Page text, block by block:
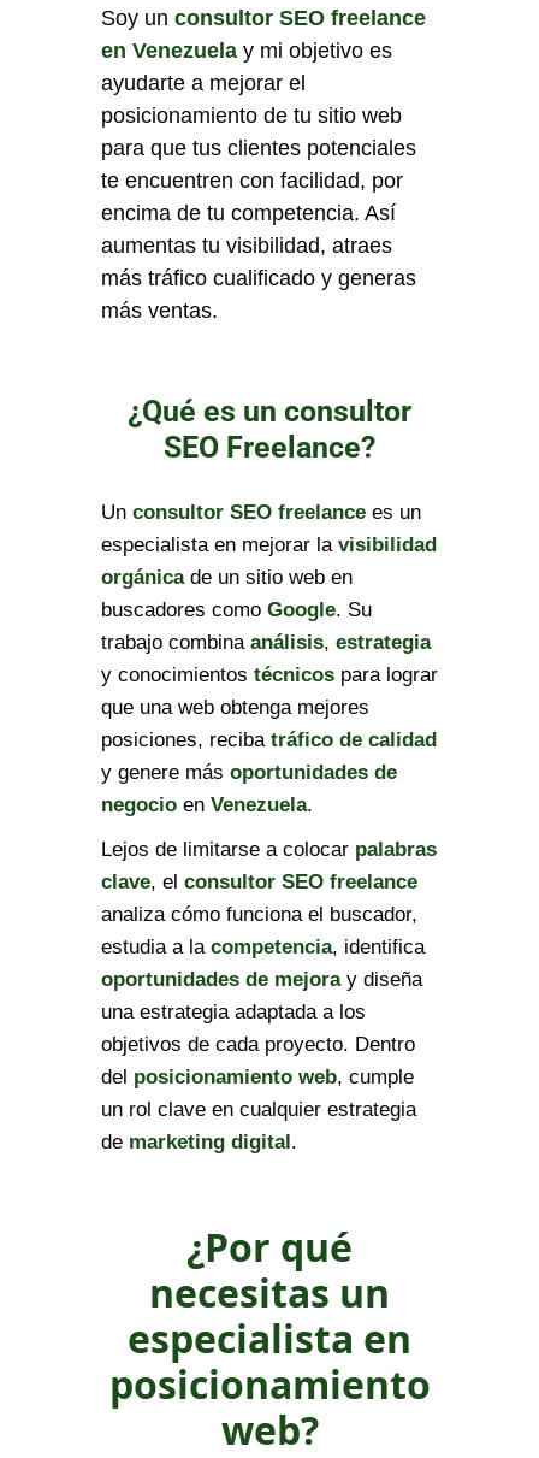
Soy un consultor SEO freelance
en Venezuela y mi objetivo es
ayudarte a mejorar el
posicionamiento de tu sitio web
para que tus clientes potenciales
te encuentren con facilidad, por
encima de tu competencia. Así
aumentas tu visibilidad, atraes
más tráfico cualificado y generas
más ventas.
¿Qué es un consultor
SEO Freelance?
Un consultor SEO freelance es un
especialista en mejorar la visibilidad
orgánicade un sitio web en
buscadores como Google. Su
trabajo combina análisis, estrategia
y conocimientos técnicos para lograr
que una web obtenga mejores
posiciones, reciba tráfico de calidad
y genere más oportunidades de
negocio en Venezuela.
Lejos de limitarse a colocar palabras
clave, el consultor SEO freelance
analiza cómo funciona el buscador,
estudia a la competencia, identifica
oportunidades de mejoray diseña
una estrategia adaptada a los
objetivos de cada proyecto. Dentro
del posicionamiento web, cumple
un rol clave en cualquier estrategia
de marketing digital .
¿Por qué
necesitas un
especialista en
posicionamiento
web?